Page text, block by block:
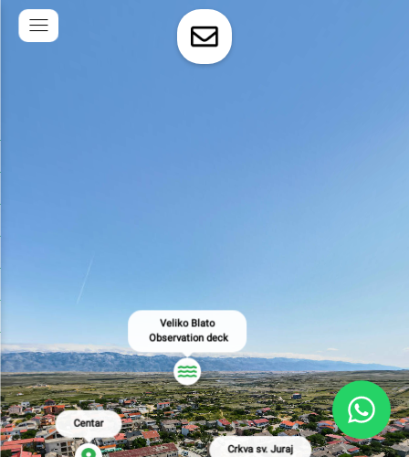
Centar
Crkva sv. Juraj
Veliko Blato
Observation deck